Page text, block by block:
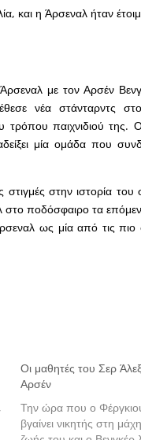
και η Άρσεναλ ήταν
με τον Αρσέν
νέα στάνταρντς στο
παιχνιδιού της.
μία ομάδα που
στην ιστορία του
ποδόσφαιρο τα
ως μία από τις πιο
Οι μαθητές του Σερ
Αρσέν
Την ώρα που ο
βγαίνει νικητής στη